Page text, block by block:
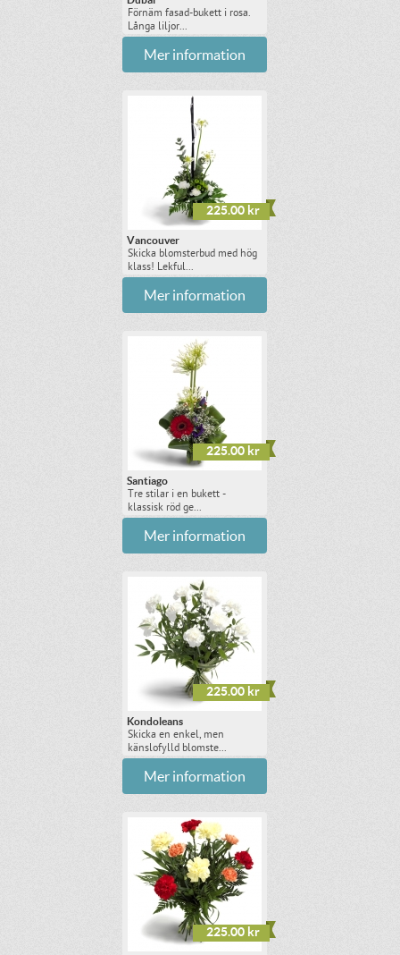
Förnäm fasad-bukett i rosa.
Långa liljor...
Mer information
Vancouver
Skicka blomsterbud med hög
klass! Lekful...
225.00 kr
Mer information
Santiago
Tre stilar i en bukett -
klassisk röd ge...
225.00 kr
Mer information
Kondoleans
Skicka en enkel, men
känslofylld blomste...
225.00 kr
Mer information
225.00 kr